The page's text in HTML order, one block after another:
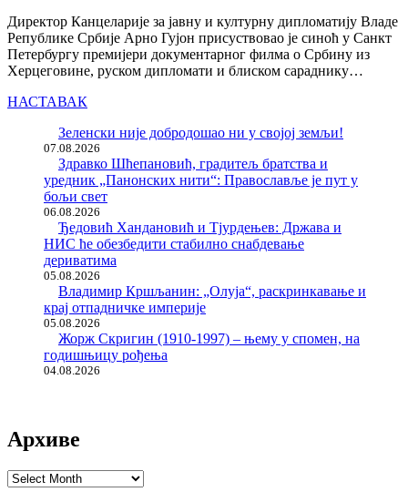
Директор Канцеларије за јавну и културну дипломатију Владе
Републике Србије Арно Гујон присуствовао је синоћ у Санкт
Петербургу премијери документарног филма о Србину из
Херцеговине, руском дипломати и блиском сараднику…
НАСТАВАК
Зеленски није добродошао ни у својој земљи!
07.08.2026
Здравко Шћепановић, градитељ братства и
уредник „Панонских нити“: Православље је пут у
бољи свет
06.08.2026
Ђедовић Хандановић и Тјурдењев: Држава и
НИС ће обезбедити стабилно снабдевање
дериватима
05.08.2026
Владимир Кршљанин: „Олуја“, раскринкавање и
крај отпадничке империје
05.08.2026
Жорж Скригин (1910-1997) – њему у спомен, на
годишњицу рођења
04.08.2026
Архиве
Архиве